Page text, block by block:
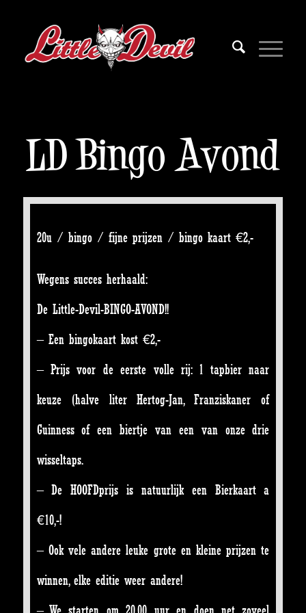
LD Bingo Avond
20u / bingo / fijne prijzen / bingo kaart €2,-
Wegens succes herhaald:
De Little-Devil-BINGO-AVOND!!
– Een bingokaart kost €2,-
– Prijs voor de eerste volle rij: 1 tapbier naar
keuze (halve liter Hertog-Jan, Franziskaner of
Guinness of een biertje van een van onze drie
wisseltaps.
– De HOOFDprijs is natuurlijk een Bierkaart a
€10,-!
– Ook vele andere leuke grote en kleine prijzen te
winnen, elke editie weer andere!